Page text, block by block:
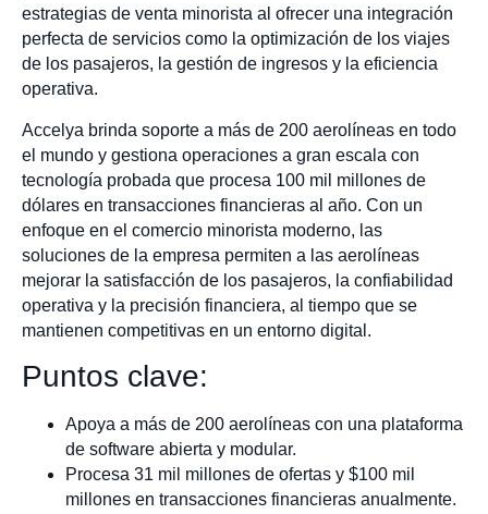
estrategias de venta minorista al ofrecer una integración
perfecta de servicios como la optimización de los viajes
de los pasajeros, la gestión de ingresos y la eficiencia
operativa.
Accelya brinda soporte a más de 200 aerolíneas en todo
el mundo y gestiona operaciones a gran escala con
tecnología probada que procesa 100 mil millones de
dólares en transacciones financieras al año. Con un
enfoque en el comercio minorista moderno, las
soluciones de la empresa permiten a las aerolíneas
mejorar la satisfacción de los pasajeros, la confiabilidad
operativa y la precisión financiera, al tiempo que se
mantienen competitivas en un entorno digital.
Puntos clave:
Apoya a más de 200 aerolíneas con una plataforma
de software abierta y modular.
Procesa 31 mil millones de ofertas y $100 mil
millones en transacciones financieras anualmente.